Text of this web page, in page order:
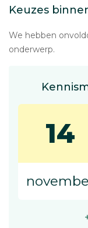
Keuzes
We hebben
onderwerp.
14